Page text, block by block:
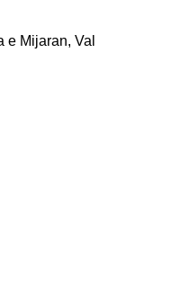
e Mijaran, Val